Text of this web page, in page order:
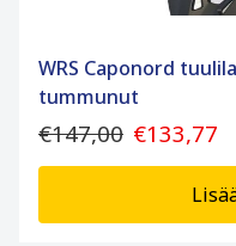
WRS Caponord
tummunut
€147,00 €133,77